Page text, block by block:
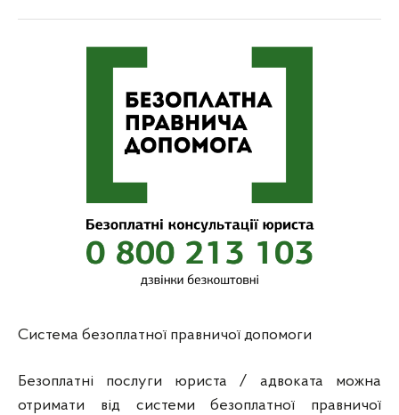
Система безоплатної правничої допомоги
Безоплатні послуги юриста / адвоката можна
отримати від системи безоплатної правничої